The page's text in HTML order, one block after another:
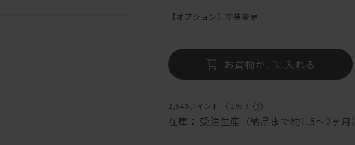
【オプション】塗装変更
お買物かごに入れる
2,640ポイント （ 1％ ）
在庫： 受注生産（納品まで約1.5～2ヶ月）